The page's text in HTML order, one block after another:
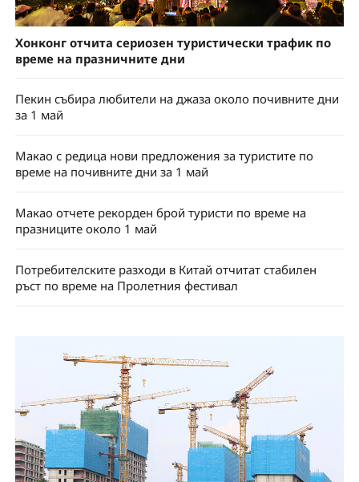
Хонконг отчита сериозен туристически трафик по
време на празничните дни
Пекин събира любители на джаза около почивните дни
за 1 май
Макао с редица нови предложения за туристите по
време на почивните дни за 1 май
Макао отчете рекорден брой туристи по време на
празниците около 1 май
Потребителските разходи в Китай отчитат стабилен
ръст по време на Пролетния фестивал